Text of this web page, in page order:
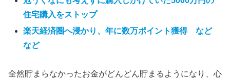
住宅購入をストップ
楽天経済圏へ浸かり、年に数万ポイント獲得 など
など
全然貯まらなかったお金がどんどん貯まるようになり、心